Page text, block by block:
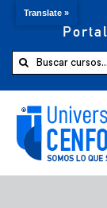
Buscar:
Comprar
Translate »